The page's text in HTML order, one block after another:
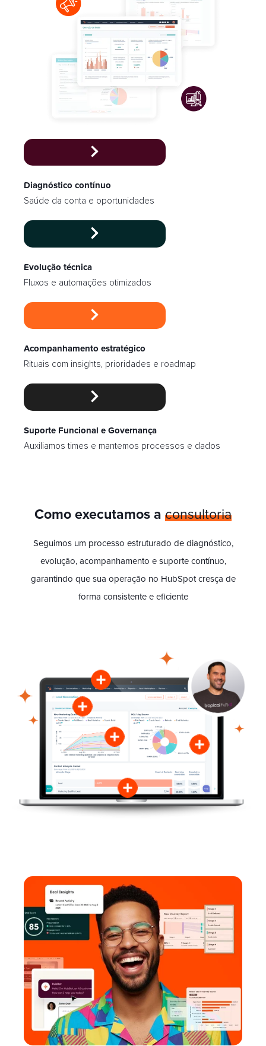
Diagnóstico contínuo
Saúde da conta e oportunidades
Evolução técnica
Fluxos e automações otimizados
Acompanhamento estratégico
Rituais com insights, prioridades e roadmap
Suporte Funcional e Governança
Auxiliamos times e mantemos processos e dados
Como executamos a consultoria
Seguimos um processo estruturado de diagnóstico,
evolução, acompanhamento e suporte contínuo,
garantindo que sua operação no HubSpot cresça de
forma consistente e eficiente